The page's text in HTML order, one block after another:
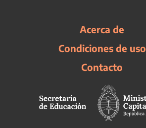
Acerca de
Condiciones de uso
Contacto